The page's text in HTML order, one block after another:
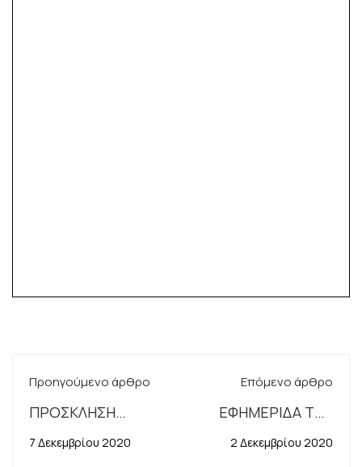
Προηγούμενο άρθρο
ΠΡΟΣΚΛΗΣΗ
ΕΚΔΗΛΩΣΗΣ
7 Δεκεμβρίου 2020
Επόμενο άρθρο
ΕΦΗΜΕΡΙΔΑ ΤΗΣ
ΚΥΒΕΡΝΗΣΕΩΣ ΦΕΚ
2 Δεκεμβρίου 2020